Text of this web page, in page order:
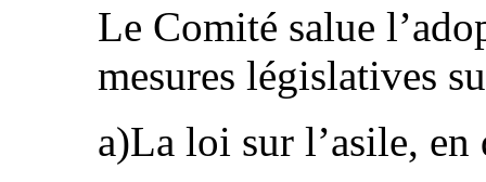
Le Comité salue
mesures législatives
a)La loi sur l’asile, en